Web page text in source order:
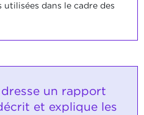
dans le cadre des
un rapport
et explique les